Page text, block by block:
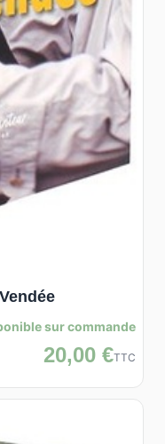
sur commande
20,00 €TTC